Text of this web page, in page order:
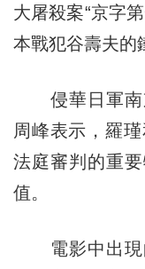
大屠殺案“京字
本戰犯谷壽夫的
侵華日軍南
周峰表示，羅
法庭審判的重
值。
電影中出現